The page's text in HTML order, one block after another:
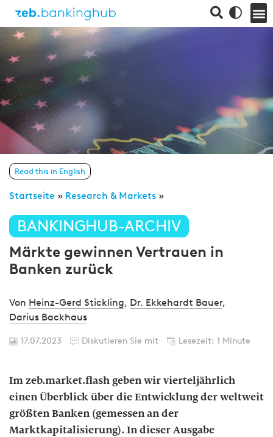
Read this in English
Startseite » Research & Markets »
BANKINGHUB-ARCHIV
Märkte gewinnen Vertrauen in
Banken zurück
Von Heinz-Gerd Stickling, Dr. Ekkehardt Bauer,
Darius Backhaus
17.07.2023 Diskutieren Sie mit Lesezeit: 1 Minute
Im zeb.market.flash geben wir vierteljährlich
einen Überblick über die Entwicklung der weltweit
größten Banken (gemessen an der
Marktkapitalisierung). In dieser Ausgabe